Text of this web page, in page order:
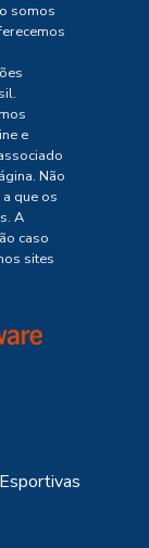
somos
e
Não
que os
A
caso
sites